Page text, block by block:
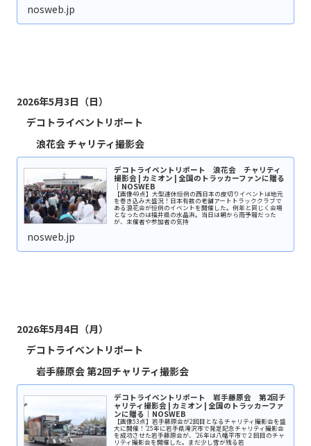
nosweb.jp
2026年5月3日（日）
デコトライベントリポート
浪花会 チャリティ撮影会
デコトライベントリポート 浪花会 チャリティ
撮影会 | カミオン | 全国のトラッカーファンに贈る
｜NOSWEB
【画像49点】大型連休恒例の西日本の皮切りイベントは地元
を巻き込み大盛況！日本有数の老舗アートトラッククラブで
ある浪花会が恒例のイベントを開催した。例年と同じく会場
となったのは福井県の水晶浜。当日は朝から雨予報だった
が、主催者や参加者の気持
nosweb.jp
2026年5月4日（月）
デコトライベントリポート
岩手藤原会 第2回チャリティ撮影会
デコトライベントリポート 岩手藤原会 第2回チ
ャリティ撮影会 | カミオン | 全国のトラッカーファ
ンに贈る｜NOSWEB
【画像53点】岩手藤原会が2回目となるチャリティ撮影会を盛
大に開催！’25年に岩手県滝沢市で発足記念チャリティ撮影会
を成功させた岩手藤原会が、’26年は八幡平市で２回目のチャ
リティ撮影会を開催した。まだ少し雪が残る岩